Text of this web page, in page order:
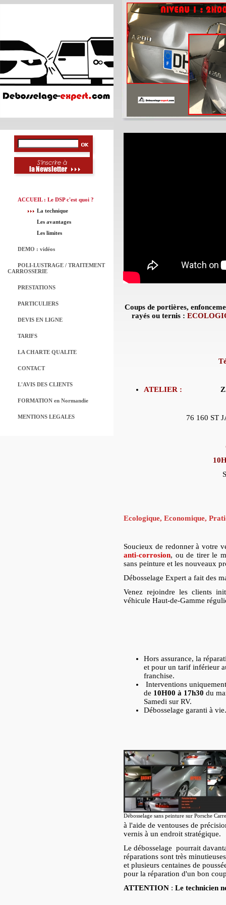
ACCUEIL : Le DSP c'est quoi ?
La technique
Les avantages
Les limites
DEMO : vidéos
POLI-LUSTRAGE / TRAITEMENT
CARROSSERIE
PRESTATIONS
PARTICULIERS
DEVIS EN LIGNE
TARIFS
LA CHARTE QUALITE
CONTACT
L'AVIS DES CLIENTS
FORMATION en Normandie
MENTIONS LEGALES
Coups de portières,
rayés ou ternis :
ATELIER :
ZA de
76 160 ST
Samedi
Ecologique, Economique,
Soucieux de redonner à votre
anti-corrosion, ou de tirer le
sans peinture et les nouveaux
Débosselage Expert a fait des
Venez rejoindre les clients
véhicule Haut-de-Gamme
Hors assurance, la
et pour un tarif inférieur
franchise.
Interventions
de 10H00 à 17h30 du
Samedi sur RV.
Débosselage garanti à
Débosselage sans peinture sur Porsche
à l'aide de ventouses de
vernis à un endroit stratégique.
Le débosselage pourrait
réparations sont très
et plusieurs centaines de
pour la réparation d'un bon
ATTENTION : Le technicien